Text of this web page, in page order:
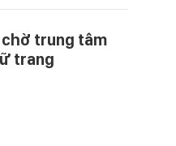
trung tâm
trang